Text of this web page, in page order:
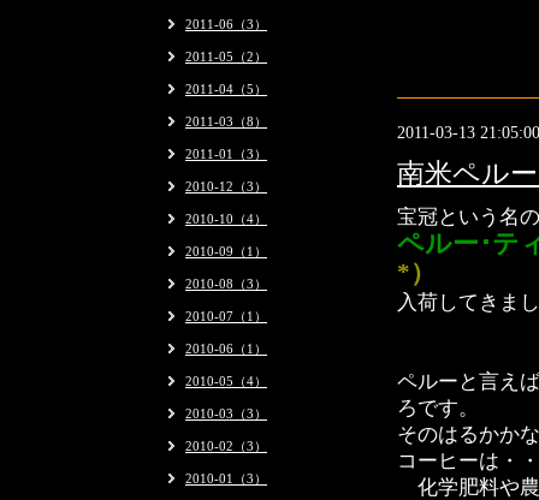
2011-03-13 21:05:00
南米ペル
宝冠という名
ペルー･テ
*）
入荷してきま
ペルーと言え
ろです。
そのはるかか
コーヒーは・
化学肥料や
2011-06（3）
2011-05（2）
2011-04（5）
2011-03（8）
2011-01（3）
2010-12（3）
2010-10（4）
2010-09（1）
2010-08（3）
2010-07（1）
2010-06（1）
2010-05（4）
2010-03（3）
2010-02（3）
2010-01（3）